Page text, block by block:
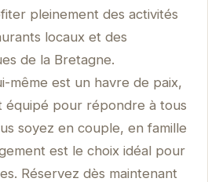
pleinement des activités
locaux et des
de la Bretagne.
même est un havre de paix,
équipé pour répondre à tous
soyez en couple, en famille
est le choix idéal pour
Réservez dès maintenant